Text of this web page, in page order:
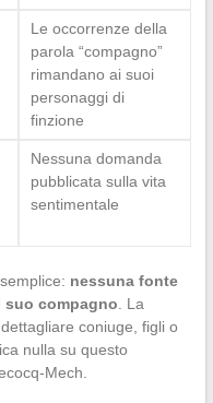
Le occorrenze della
parola “compagno”
rimandano ai suoi
personaggi di
finzione
Nessuna domanda
pubblicata sulla vita
sentimentale
nessuna fonte
suo compagno . La
coniuge, figli o
nulla su questo
Mech.